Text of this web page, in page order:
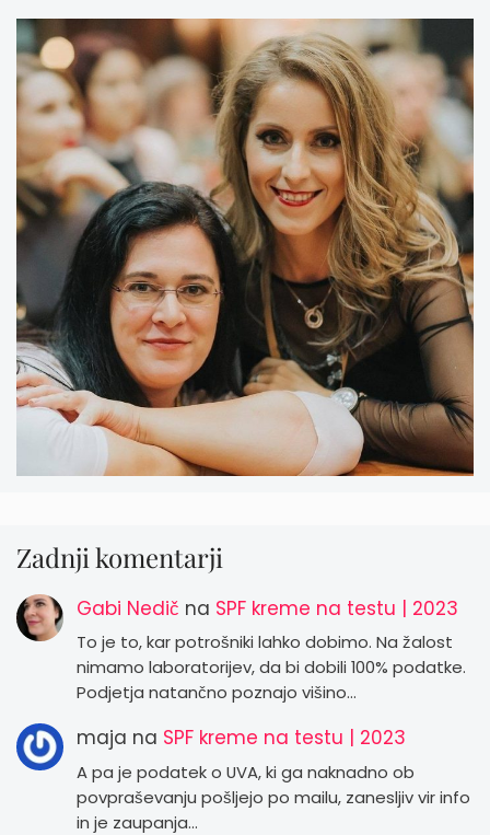
Zadnji komentarji
Gabi Nedič na SPF kreme na testu | 2023
To je to, kar potrošniki lahko dobimo. Na žalost
nimamo laboratorijev, da bi dobili 100% podatke.
Podjetja natančno poznajo višino…
maja na SPF kreme na testu | 2023
A pa je podatek o UVA, ki ga naknadno ob
povpraševanju pošljejo po mailu, zanesljiv vir info
in je zaupanja…